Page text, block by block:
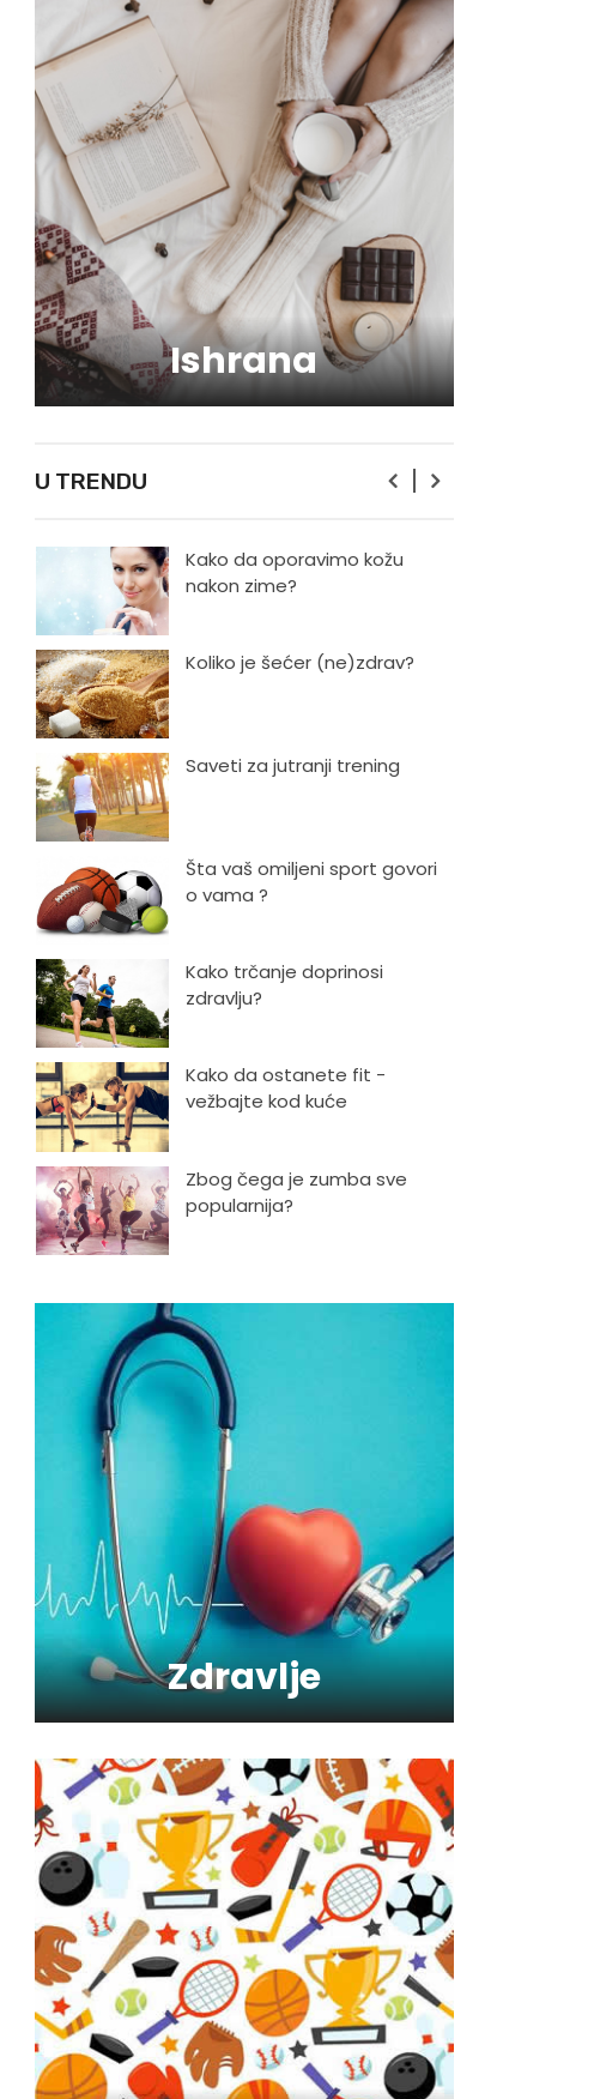
Ishrana
U TRENDU
Kako da ostanete fit -
vežbajte kod kuće
Zbog čega je zumba sve
popularnija?
Mitovi o zdravoj hrani
Skijanje pa plivanje, idealne
aktivnosti na raspustu u
Sloveniji
Kako da oporavimo kožu
nakon zime?
Koliko je šećer (ne)zdrav?
Saveti za jutranji trening
Šta vaš omiljeni sport govori
o vama ?
Kako trčanje doprinosi
zdravlju?
Kako da ostanete fit -
vežbajte kod kuće
Zbog čega je zumba sve
popularnija?
Skijanje pa plivanje, idealne
aktivnosti na raspustu u
Sloveniji
Ishrana profesionalnih
sportista
Kako da oporavimo kožu
nakon zime?
Koliko je šećer (ne)zdrav?
Saveti za jutranji trening
Šta vaš omiljeni sport govori
o vama ?
Kako trčanje doprinosi
zdravlju?
Zdravlje